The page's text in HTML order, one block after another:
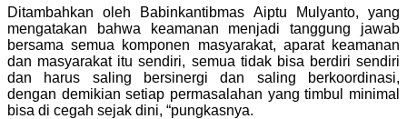
Ditambahkan oleh Babinkantibmas Aiptu Mulyanto, yang
mengatakan bahwa keamanan menjadi tanggung jawab
bersama semua komponen masyarakat, aparat keamanan
dan masyarakat itu sendiri, semua tidak bisa berdiri sendiri
dan harus saling bersinergi dan saling berkoordinasi,
dengan demikian setiap permasalahan yang timbul minimal
bisa di cegah sejak dini, “pungkasnya.